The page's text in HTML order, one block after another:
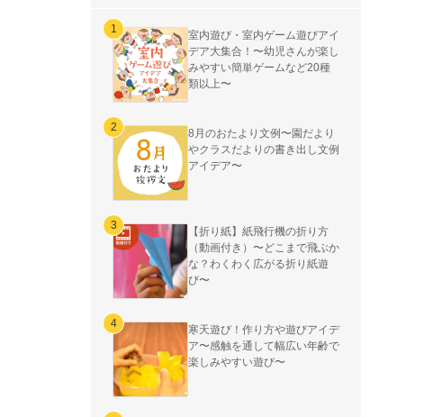
室内遊び・室内ゲーム遊びアイ
デア大集合！〜幼児さんが楽し
みやすい簡単ゲームなど20種
類以上〜
8月のおたより文例〜園だより
やクラスだよりの書き出し文例
アイデア〜
【折り紙】紙飛行機の折り方
（動画付き）〜どこまで飛ぶか
な？わくわく広がる折り紙遊
び〜
寒天遊び！作り方や遊びアイデ
ア〜感触を通して幅広い年齢で
楽しみやすい遊び〜